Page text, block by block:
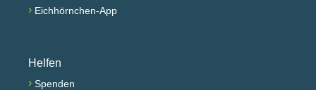
› Eichhörnchen-App
Helfen
› Spenden